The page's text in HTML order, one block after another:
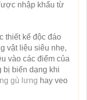
nhập khẩu từ
thiết kế độc đáo
vật liệu siêu nhẹ,
vào các điểm của
bị biến dạng khi
gù lưng hay veo